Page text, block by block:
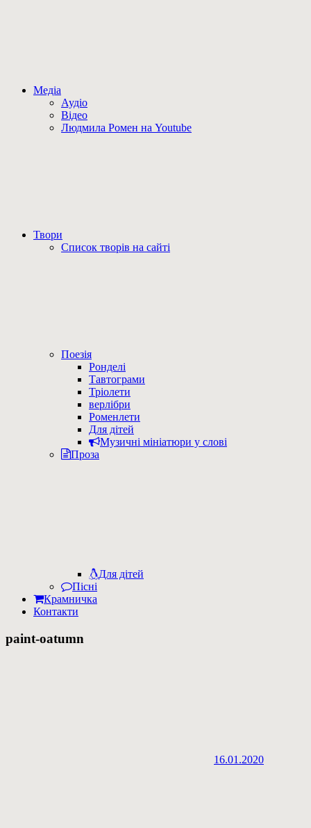
Медіа
Аудіо
Відео
Людмила Ромен на Youtube
Твори
Список творів на сайті
Поезія
Ронделі
Тавтограми
Тріолети
верлібри
Роменлети
Для дітей
Музичні мініатюри у слові
Проза
Для дітей
Пісні
Крамничка
Контакти
paint-oatumn
16.01.2020